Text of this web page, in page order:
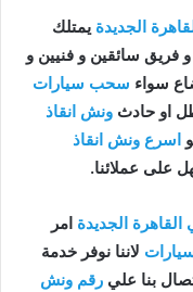
الجديدة يمتلك
فريق سائقين و فنيين و
سواء سحب سيارات
او حادث ونش انقاذ
اسرع ونش انقاذ
على عملائنا.
الجديدة امر
لاننا نوفر خدمة
بنا علي رقم ونش